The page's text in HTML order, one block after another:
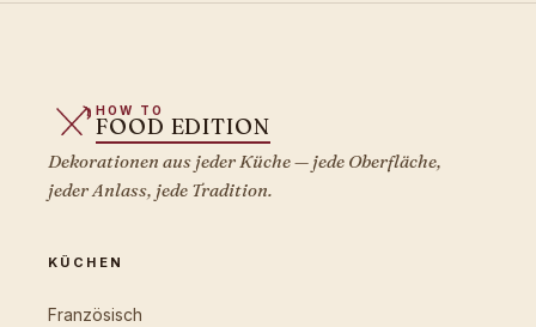
HOW TO
FOOD EDITION
Dekorationen aus jeder Küche — jede Oberfläche,
jeder Anlass, jede Tradition.
KÜCHEN
Französisch